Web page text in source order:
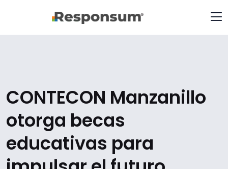
CONTECON Manzanillo
otorga becas
educativas para